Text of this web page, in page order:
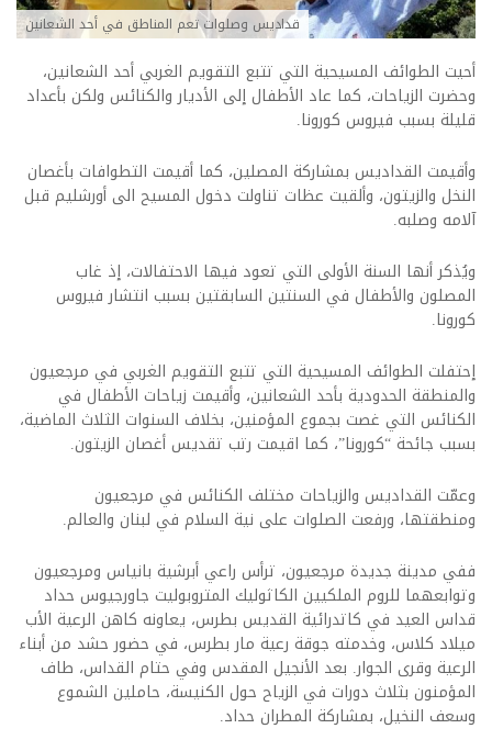
قداديس وصلوات تعم المناطق في أحد الشعانين
أحيت الطوائف المسيحية التي تتبع التقويم الغربي أحد الشعانين،
وحضرت الزياحات، كما عاد الأطفال إلى الأديار والكنائس ولكن بأعداد
قليلة بسبب فيروس كورونا.
وأقيمت القداديس بمشاركة المصلين، كما أقيمت التطوافات بأغصان
النخل والزيتون، وألقيت عظات تناولت دخول المسيح الى أورشليم قبل
آلامه وصلبه.
ويُذكر أنها السنة الأولى التي تعود فيها الاحتفالات، إذ غاب
المصلون والأطفال في السنتين السابقتين بسبب انتشار فيروس
كورونا.
إحتفلت الطوائف المسيحية التي تتبع التقويم الغربي في مرجعيون
والمنطقة الحدودية بأحد الشعانين، وأقيمت زياحات الأطفال في
الكنائس التي غصت بجموع المؤمنين، بخلاف السنوات الثلاث الماضية،
بسبب جائحة “كورونا”، كما اقيمت رتب تقديس أغصان الزيتون.
وعمّت القداديس والزياحات مختلف الكنائس في مرجعيون
ومنطقتها، ورفعت الصلوات على نية السلام في لبنان والعالم.
ففي مدينة جديدة مرجعيون، ترأس راعي أبرشية بانياس ومرجعيون
وتوابعهما للروم الملكيين الكاثوليك المتروبوليت جاورجيوس حداد
قداس العيد في كاتدرائية القديس بطرس، يعاونه كاهن الرعية الأب
ميلاد كلاس، وخدمته جوقة رعية مار بطرس، في حضور حشد من أبناء
الرعية وقرى الجوار. بعد الأنجيل المقدس وفي حتام القداس، طاف
المؤمنون بثلاث دورات في الزياح حول الكنيسة، حاملين الشموع
وسعف النخيل، بمشاركة المطران حداد.